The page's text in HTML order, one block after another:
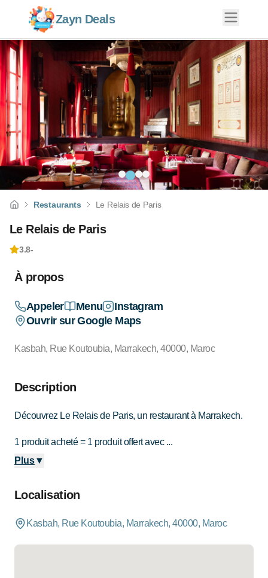
Zayn Deals
Restaurants Le Relais de Paris
Le Relais de Paris
3.8-
À propos
Appeler Menu
Instagram
Ouvrir sur Google Maps
Kasbah, Rue Koutoubia, Marrakech, 40000, Maroc
Description
Découvrez Le Relais de Paris, un restaurant à Marrakech.
1 produit acheté = 1 produit offert avec ...
Plus▼
Localisation
Kasbah, Rue Koutoubia, Marrakech, 40000, Maroc